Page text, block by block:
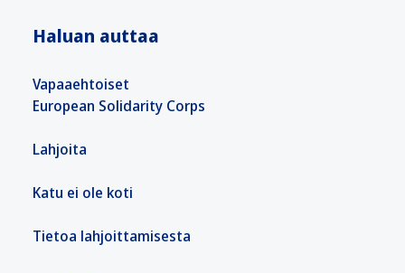
Haluan auttaa
Vapaaehtoiset
European Solidarity Corps
Lahjoita
Katu ei ole koti
Tietoa lahjoittamisesta